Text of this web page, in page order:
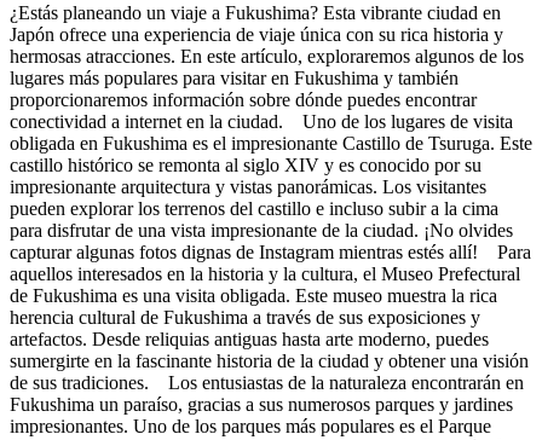
¿Estás planeando un viaje a Fukushima? Esta vibrante ciudad en
Japón ofrece una experiencia de viaje única con su rica historia y
hermosas atracciones. En este artículo, exploraremos algunos de los
lugares más populares para visitar en Fukushima y también
proporcionaremos información sobre dónde puedes encontrar
conectividad a internet en la ciudad. Uno de los lugares de visita
obligada en Fukushima es el impresionante Castillo de Tsuruga. Este
castillo histórico se remonta al siglo XIV y es conocido por su
impresionante arquitectura y vistas panorámicas. Los visitantes
pueden explorar los terrenos del castillo e incluso subir a la cima
para disfrutar de una vista impresionante de la ciudad. ¡No olvides
capturar algunas fotos dignas de Instagram mientras estés allí! Para
aquellos interesados en la historia y la cultura, el Museo Prefectural
de Fukushima es una visita obligada. Este museo muestra la rica
herencia cultural de Fukushima a través de sus exposiciones y
artefactos. Desde reliquias antiguas hasta arte moderno, puedes
sumergirte en la fascinante historia de la ciudad y obtener una visión
de sus tradiciones. Los entusiastas de la naturaleza encontrarán en
Fukushima un paraíso, gracias a sus numerosos parques y jardines
impresionantes. Uno de los parques más populares es el Parque